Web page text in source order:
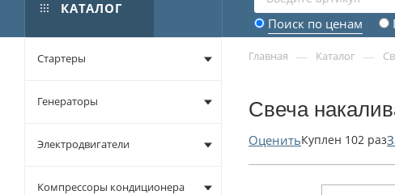
КАТАЛОГ
Поиск по ценам
Главная — Каталог —
Свеча
ОценитьКуплен 102 раз
Стартеры
Генераторы
Электродвигатели
Компрессоры кондиционера